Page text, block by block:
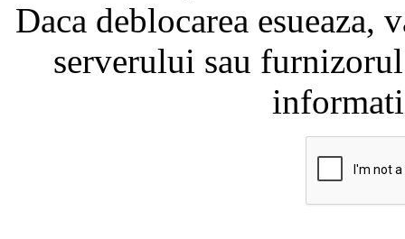
Daca deblocarea
serverului sau